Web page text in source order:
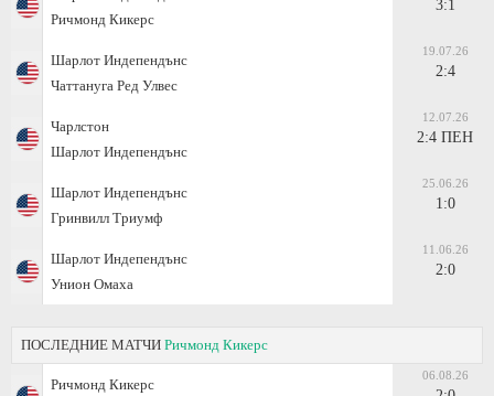
Ричмонд Кикерс
3:1
Шарлот Индепендънс
Чаттануга Ред Улвес
19.07.26
2:4
Чарлстон
Шарлот Индепендънс
12.07.26
2:4 ПЕН
Шарлот Индепендънс
Гринвилл Триумф
25.06.26
1:0
Шарлот Индепендънс
Унион Омаха
11.06.26
2:0
ПОСЛЕДНИЕ МАТЧИ Ричмонд Кикерс
Ричмонд Кикерс
06.08.26